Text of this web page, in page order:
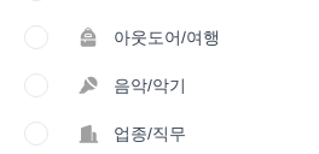
아웃도어/여행
음악/악기
업종/직무